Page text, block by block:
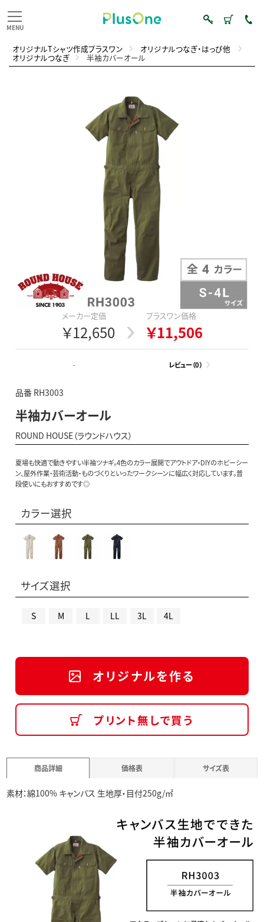
オリジナルTシャツ作成プラスワン オリジナルつなぎ・はっぴ他
オリジナルつなぎ 半袖カバーオール
メーカー定価
￥12,650
プラスワン価格
￥11,506
- レビュー（0）
品番 RH3003
半袖カバーオール
ROUND HOUSE（ラウンドハウス）
夏場も快適で動きやすい半袖ツナギ。4色のカラー展開でアウトドア・DIYのホビーシー
ン、屋外作業・芸術活動・ものづくりといったワークシーンに幅広く対応しています。普
段使いにもおすすめです◎
カラー選択
サイズ選択
S M L LL 3L 4L
オリジナルを作る
プリント無しで買う
商品詳細 価格表 サイズ表
素材：綿100% キャンバス 生地厚・目付250g/㎡